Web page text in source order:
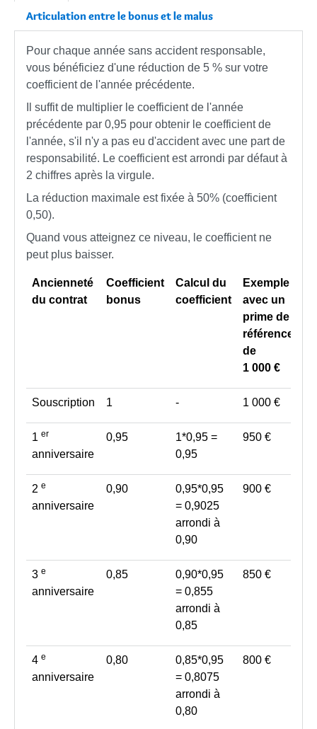
Articulation entre le bonus et le malus
Pour chaque année sans accident responsable,
vous bénéficiez d'une réduction de 5 % sur votre
coefficient de l'année précédente.
Il suffit de multiplier le coefficient de l'année
précédente par 0,95 pour obtenir le coefficient de
l'année, s'il n'y a pas eu d'accident avec une part de
responsabilité. Le coefficient est arrondi par défaut à
2 chiffres après la virgule.
La réduction maximale est fixée à 50% (coefficient
0,50).
Quand vous atteignez ce niveau, le coefficient ne
peut plus baisser.
Ancienneté
du contrat
Coefficient
bonus
Calcul du
coefficient
Exemple
avec un
prime de
référence
de
1 000 €
Souscription 1 - 1 000 €
1 er
anniversaire
0,95
1*0,95 =
0,95
950 €
2 e
anniversaire
0,90
0,95*0,95
= 0,9025
arrondi à
0,90
900 €
3 e
anniversaire
0,85
0,90*0,95
= 0,855
arrondi à
0,85
850 €
4 e
anniversaire
0,80
0,85*0,95
= 0,8075
arrondi à
0,80
800 €